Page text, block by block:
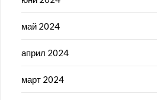
май 2024
април 2024
март 2024